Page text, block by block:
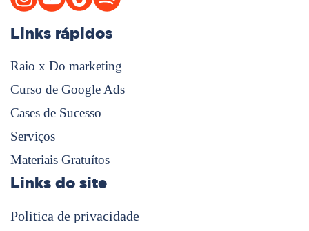
Links rápidos
Raio x Do marketing
Curso de Google Ads
Cases de Sucesso
Serviços
Materiais Gratuítos
Links do site
Politica de privacidade